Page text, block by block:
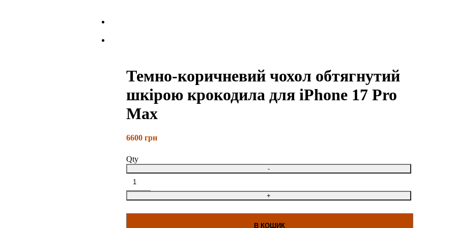
Темно-коричневий чохол обтягнутий
шкірою крокодила для iPhone 17 Pro
Max
6600 грн
Qty
В КОШИК